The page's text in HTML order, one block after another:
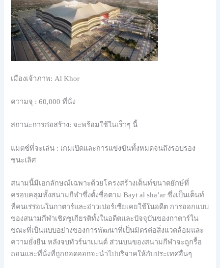
เมืองเจ้าภาพ: Al Khor
ความจุ : 60,000 ที่นั่ง
สถานะการก่อสร้าง: จะพร้อมใช้ในเร็วๆ นี้
แมตช์ที่จะเล่น : เกมเปิดและการแข่งขันทั้งหมดจนถึงรอบรอง
ชนะเลิศ
สนามนี้มีเอกลักษณ์เฉพาะด้วยโครงสร้างเต็นท์ขนาดยักษ์ที่
ครอบคลุมทั้งสนามกีฬาซึ่งตั้งชื่อตาม Bayt al sha’ar ซึ่งเป็นเต็นท์
ที่คนเร่ร่อนในกาตาร์และอ่าวเปอร์เซียเคยใช้ในอดีต การออกแบบ
ของสนามกีฬาเชิดชูเกียรติทั้งในอดีตและปัจจุบันของกาตาร์ใน
ขณะที่เป็นแบบอย่างของการพัฒนาที่เป็นมิตรต่อสิ่งแวดล้อมและ
ความยั่งยืน หลังจบทัวร์นาเมนต์ ส่วนบนของสนามกีฬาจะถูกรื้อ
ถอนและที่นั่งที่ถูกถอดออกจะนำไปบริจาคให้กับประเทศอื่นๆ